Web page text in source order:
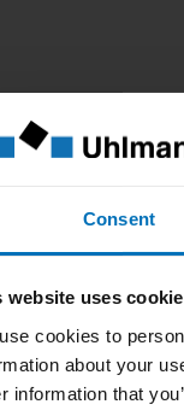
Consent
website uses
cookies to
about your
information that